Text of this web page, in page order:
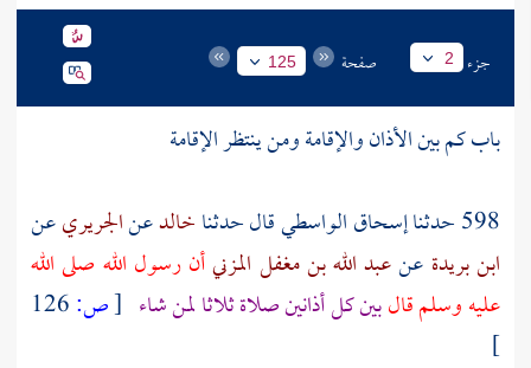
جزء 2 صفحة 125
باب كم بين الأذان والإقامة ومن ينتظر الإقامة
598 حدثنا
إسحاق الواسطيقال حدثناخالدعنالجريريعن
ابن بريدة عنعبد الله بن مغفل المزنيأن رسول الله صلى الله
عليه وسلم قالبين كل أذانين صلاة ثلاثا لمن شاء [ص:126
]